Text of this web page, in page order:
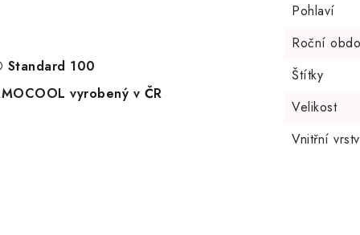
Standard 100
vyrobený v ČR
Pohlaví
Roční
Štítky
Velikost
Vnitřní